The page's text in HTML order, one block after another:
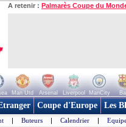
A retenir : Palmarès Coupe du
Man Utd Arsenal Liverpool ManCity
Coupe d'Europe Les
| Buteurs | Calendrier |